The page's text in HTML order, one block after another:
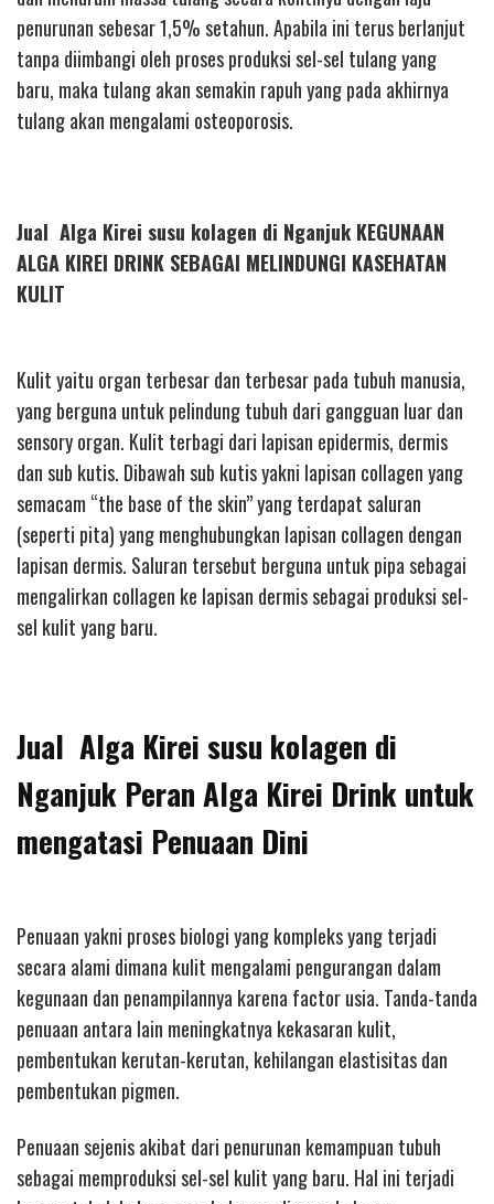
penurunan sebesar 1,5% setahun. Apabila ini terus berlanjut
tanpa diimbangi oleh proses produksi sel-sel tulang yang
baru, maka tulang akan semakin rapuh yang pada akhirnya
tulang akan mengalami osteoporosis.
Jual Alga Kirei susu kolagen di Nganjuk KEGUNAAN
ALGA KIREI DRINK SEBAGAI MELINDUNGI KASEHATAN
KULIT
Kulit yaitu organ terbesar dan terbesar pada tubuh manusia,
yang berguna untuk pelindung tubuh dari gangguan luar dan
sensory organ. Kulit terbagi dari lapisan epidermis, dermis
dan sub kutis. Dibawah sub kutis yakni lapisan collagen yang
semacam “the base of the skin” yang terdapat saluran
(seperti pita) yang menghubungkan lapisan collagen dengan
lapisan dermis. Saluran tersebut berguna untuk pipa sebagai
mengalirkan collagen ke lapisan dermis sebagai produksi sel-
sel kulit yang baru.
Jual Alga Kirei susu kolagen di
Nganjuk Peran Alga Kirei Drink untuk
mengatasi Penuaan Dini
Penuaan yakni proses biologi yang kompleks yang terjadi
secara alami dimana kulit mengalami pengurangan dalam
kegunaan dan penampilannya karena factor usia. Tanda-tanda
penuaan antara lain meningkatnya kekasaran kulit,
pembentukan kerutan-kerutan, kehilangan elastisitas dan
pembentukan pigmen.
Penuaan sejenis akibat dari penurunan kemampuan tubuh
sebagai memproduksi sel-sel kulit yang baru. Hal ini terjadi